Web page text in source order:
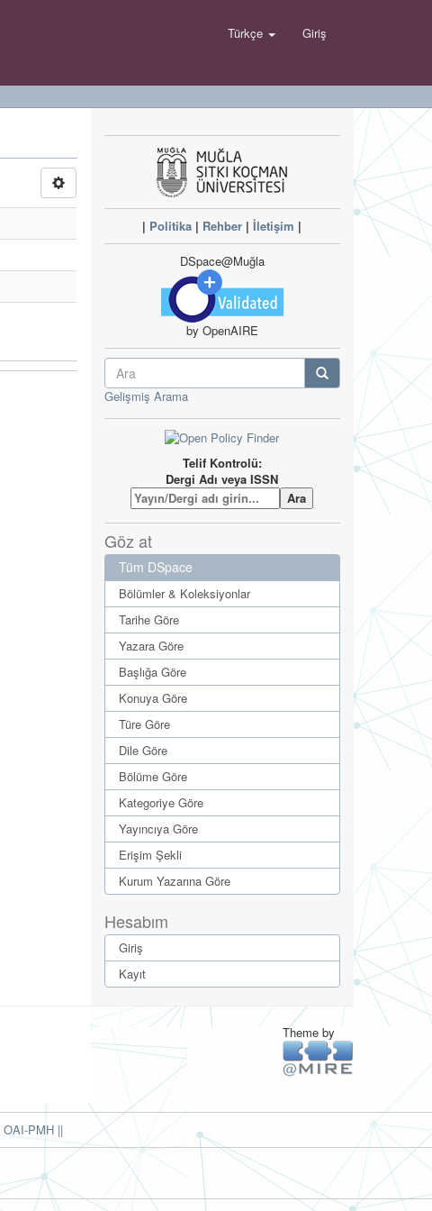
Türkçe Giriş
| Politika | Rehber |İletişim |
DSpace@Muğla
by OpenAIRE
Gelişmiş Arama
Telif Kontrolü:
Dergi Adı veya ISSN
Göz at
Tüm DSpace
Bölümler & Koleksiyonlar
Tarihe Göre
Yazara Göre
Başlığa Göre
Konuya Göre
Türe Göre
Dile Göre
Bölüme Göre
Kategoriye Göre
Yayıncıya Göre
Erişim Şekli
Kurum Yazarına Göre
Hesabım
Giriş
Kayıt
Theme by
OAI-PMH ||